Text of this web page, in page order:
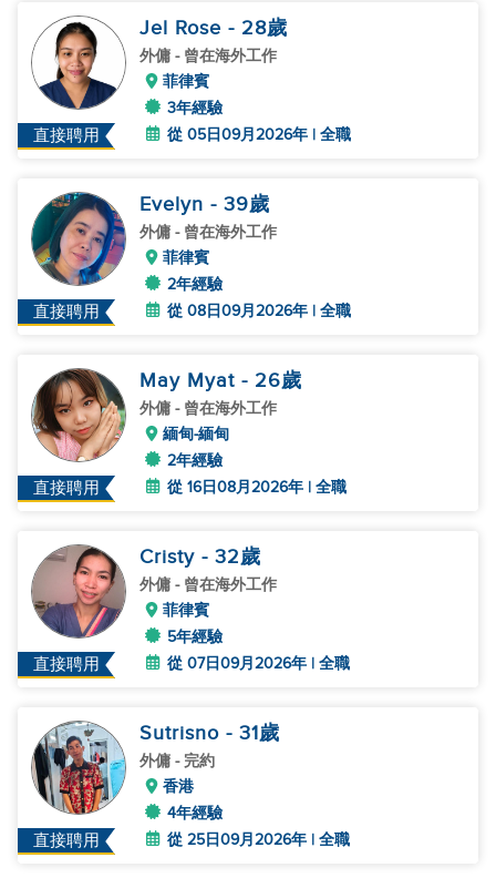
直接聘用
Jel Rose - 28歲
外傭 - 曾在海外工作
菲律賓
3年經驗
從 05日09月2026年 | 全職
直接聘用
Evelyn - 39歲
外傭 - 曾在海外工作
菲律賓
2年經驗
從 08日09月2026年 | 全職
直接聘用
May Myat - 26歲
外傭 - 曾在海外工作
緬甸-緬甸
2年經驗
從 16日08月2026年 | 全職
直接聘用
Cristy - 32歲
外傭 - 曾在海外工作
菲律賓
5年經驗
從 07日09月2026年 | 全職
直接聘用
Sutrisno - 31歲
外傭 - 完約
香港
4年經驗
從 25日09月2026年 | 全職